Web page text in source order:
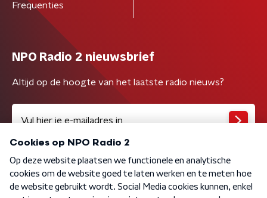
Frequenties
NPO Radio 2 nieuwsbrief
Altijd op de hoogte van het laatste radio nieuws?
Algemene voorwaarden